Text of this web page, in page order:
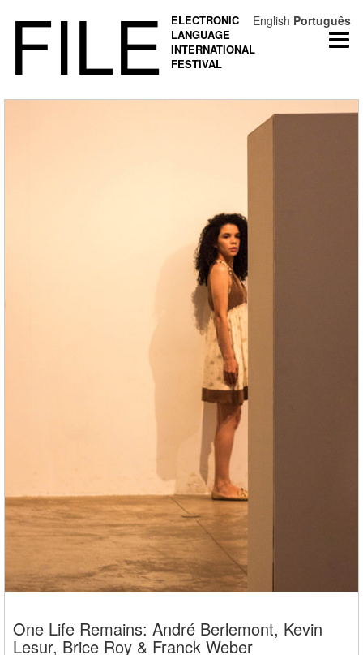
FILE
ELECTRONIC
LANGUAGE
INTERNATIONAL
FESTIVAL
One Life Remains: André Berlemont, Kevin
Lesur, Brice Roy & Franck Weber
English Português